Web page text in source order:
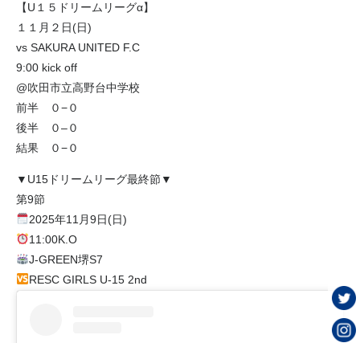
【U１５ドリームリーグα】
１１月２日(日)
vs SAKURA UNITED F.C
9:00 kick off
@吹田市立高野台中学校
前半 ０−０
後半 ０–０
結果 ０−０
▼U15ドリームリーグ最終節▼
第9節
2025年11月9日(日)
11:00K.O
J-GREEN堺S7
RESC GIRLS U-15 2nd